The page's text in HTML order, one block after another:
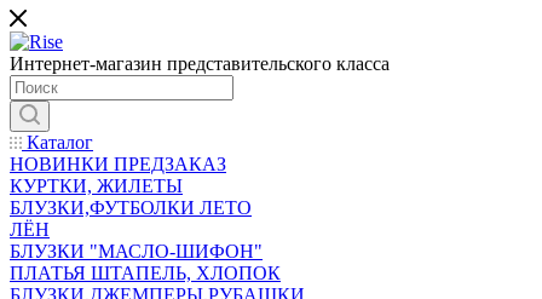
Интернет-магазин представительского класса
Каталог
НОВИНКИ ПРЕДЗАКАЗ
КУРТКИ, ЖИЛЕТЫ
БЛУЗКИ,ФУТБОЛКИ ЛЕТО
ЛЁН
БЛУЗКИ "МАСЛО-ШИФОН"
ПЛАТЬЯ ШТАПЕЛЬ, ХЛОПОК
БЛУЗКИ,ДЖЕМПЕРЫ,РУБАШКИ